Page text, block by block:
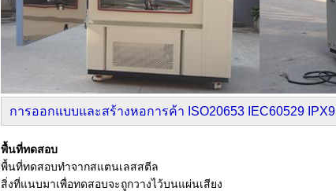
การออกแบบและสร้างหอการค้า ISO20653 IEC60529 IPX9
พื้นที่ทดสอบ
พื้นที่ทดสอบทำจากสแตนเลสสตีล
สิ่งที่แนบมาเพื่อทดสอบจะถูกวางไว้บนแผ่นเสียง